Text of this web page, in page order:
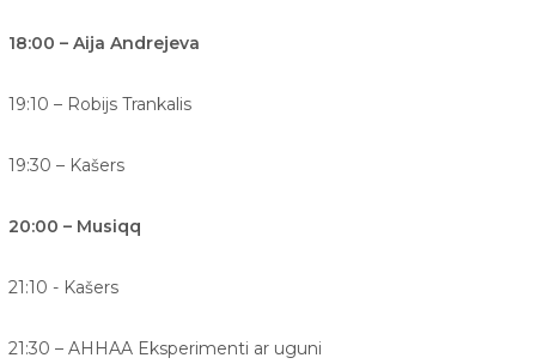
18:00 – Aija Andrejeva
19:10 – Robijs Trankalis
19:30 – Kašers
20:00 – Musiqq
21:10 - Kašers
21:30 – AHHAA Eksperimenti ar uguni